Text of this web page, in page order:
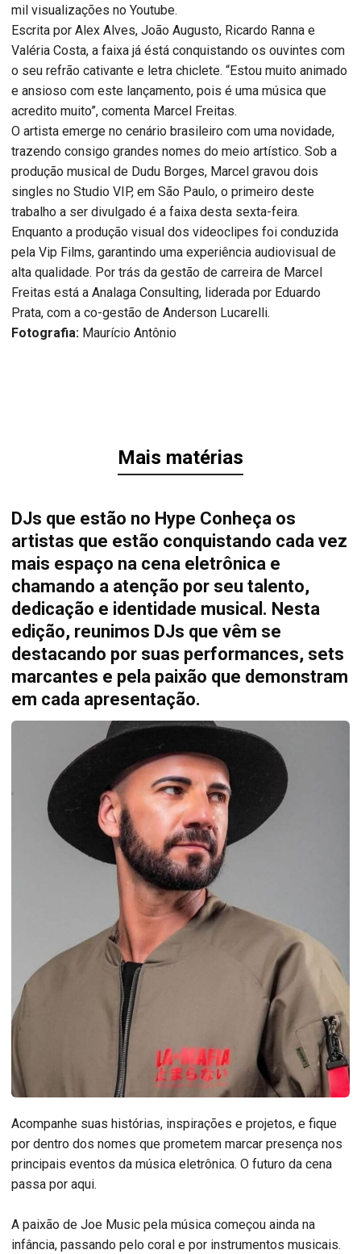
mil visualizações no Youtube.
Escrita por Alex Alves, João Augusto, Ricardo Ranna e
Valéria Costa, a faixa já éstá conquistando os ouvintes com
o seu refrão cativante e letra chiclete. “Estou muito animado
e ansioso com este lançamento, pois é uma música que
acredito muito”, comenta Marcel Freitas.
O artista emerge no cenário brasileiro com uma novidade,
trazendo consigo grandes nomes do meio artístico. Sob a
produção musical de Dudu Borges, Marcel gravou dois
singles no Studio VIP, em São Paulo, o primeiro deste
trabalho a ser divulgado é a faixa desta sexta-feira.
Enquanto a produção visual dos videoclipes foi conduzida
pela Vip Films, garantindo uma experiência audiovisual de
alta qualidade. Por trás da gestão de carreira de Marcel
Freitas está a Analaga Consulting, liderada por Eduardo
Prata, com a co-gestão de Anderson Lucarelli.
Fotografia: Maurício Antônio
Mais matérias
DJs que estão no Hype Conheça os
artistas que estão conquistando cada vez
mais espaço na cena eletrônica e
chamando a atenção por seu talento,
dedicação e identidade musical. Nesta
edição, reunimos DJs que vêm se
destacando por suas performances, sets
marcantes e pela paixão que demonstram
em cada apresentação.
Acompanhe suas histórias, inspirações e projetos, e fique
por dentro dos nomes que prometem marcar presença nos
principais eventos da música eletrônica. O futuro da cena
passa por aqui.
A paixão de Joe Music pela música começou ainda na
infância, passando pelo coral e por instrumentos musicais.